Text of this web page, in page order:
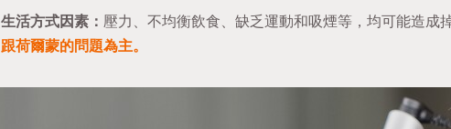
生活方式因素： 壓力、不均衡飲食、缺乏運動和吸煙等，均可能造成
跟荷爾蒙的問題為主。